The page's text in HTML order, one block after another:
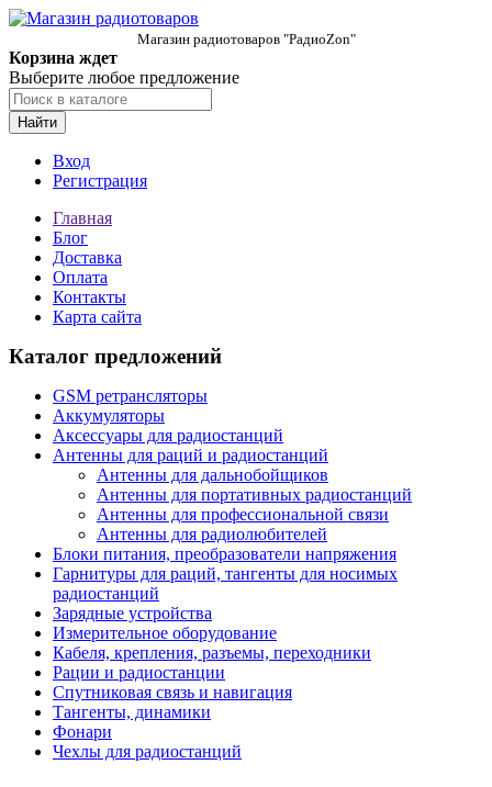
Магазин радиотоваров "РадиоZon"
Корзина ждет
Выберите любое предложение
Найти
Вход
Регистрация
Главная
Блог
Доставка
Оплата
Контакты
Карта сайта
Каталог предложений
GSM ретрансляторы
Аккумуляторы
Аксессуары для радиостанций
Антенны для раций и радиостанций
Антенны для дальнобойщиков
Антенны для портативных радиостанций
Антенны для профессиональной связи
Антенны для радиолюбителей
Блоки питания, преобразователи напряжения
Гарнитуры для раций, тангенты для носимых
радиостанций
Зарядные устройства
Измерительное оборудование
Кабеля, крепления, разъемы, переходники
Рации и радиостанции
Спутниковая связь и навигация
Тангенты, динамики
Фонари
Чехлы для радиостанций